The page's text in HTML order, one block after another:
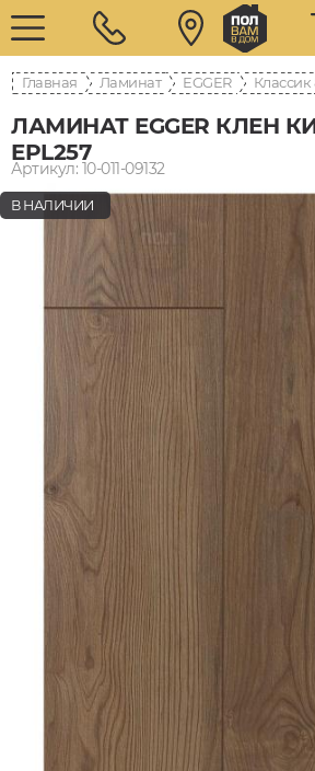
Главная Ламинат EGGER
ЛАМИНАТ EGGER КЛЕН
EPL257
Артикул: 10-011-09132
В НАЛИЧИИ